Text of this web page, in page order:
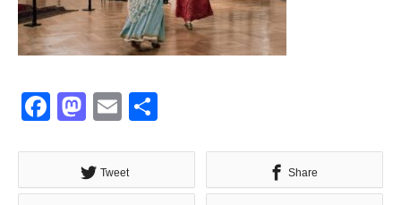
Facebook
Mastodon
Email
Tweet Share